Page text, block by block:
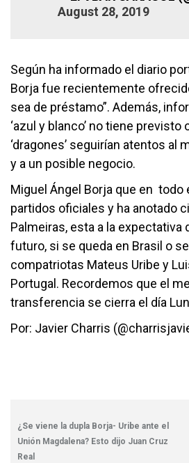
August 28, 2019
Según ha informado el diario
Borja fue recientemente
sea de préstamo”. Además,
‘azul y blanco’ no tiene
‘dragones’ seguirían atentos al
y a un posible negocio.
Miguel Ángel Borja que en todo
partidos oficiales y ha anotado
Palmeiras, esta a la expectativa
futuro, si se queda en Brasil o
compatriotas Mateus Uribe y
Portugal. Recordemos que el
transferencia se cierra el día
Por: Javier Charris
¿Se viene la dupla Borja- Uribe ante el
Unión Magdalena? Esto dijo Juan Cruz
Real